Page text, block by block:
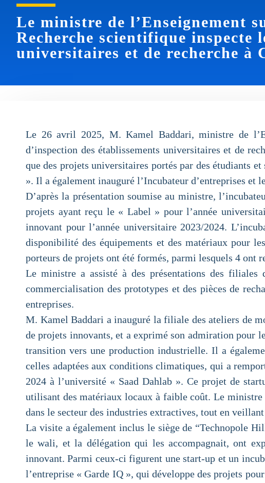
Le ministre de l’Enseignement
Recherche scientifique inspecte
universitaires et de recherche à
Le 26 avril 2025, M. Kamel Baddari, ministre de
d’inspection des établissements universitaires et de
que des projets universitaires portés par des étudiants
». Il a également inauguré l’Incubateur d’entreprises et
D’après la présentation soumise au ministre,
projets ayant reçu le « Label » pour l’année
innovant pour l’année universitaire 2023/2024.
disponibilité des équipements et des matériaux pour
porteurs de projets ont été formés, parmi lesquels 4 ont
Le ministre a assisté à des présentations des filiales
commercialisation des prototypes et des pièces de
entreprises.
M. Kamel Baddari a inauguré la filiale des ateliers de
de projets innovants, et a exprimé son admiration pour
transition vers une production industrielle. Il a
celles adaptées aux conditions climatiques, qui a
2024 à l’université « Saad Dahlab ». Ce projet de
utilisant des matériaux locaux à faible coût. Le
dans le secteur des industries extractives, tout en
La visite a également inclus le siège de “Technopole
le wali, et la délégation qui les accompagnait, ont
innovant. Parmi ceux-ci figurent une start-up et un
l’entreprise « Garde IQ », qui développe des projets